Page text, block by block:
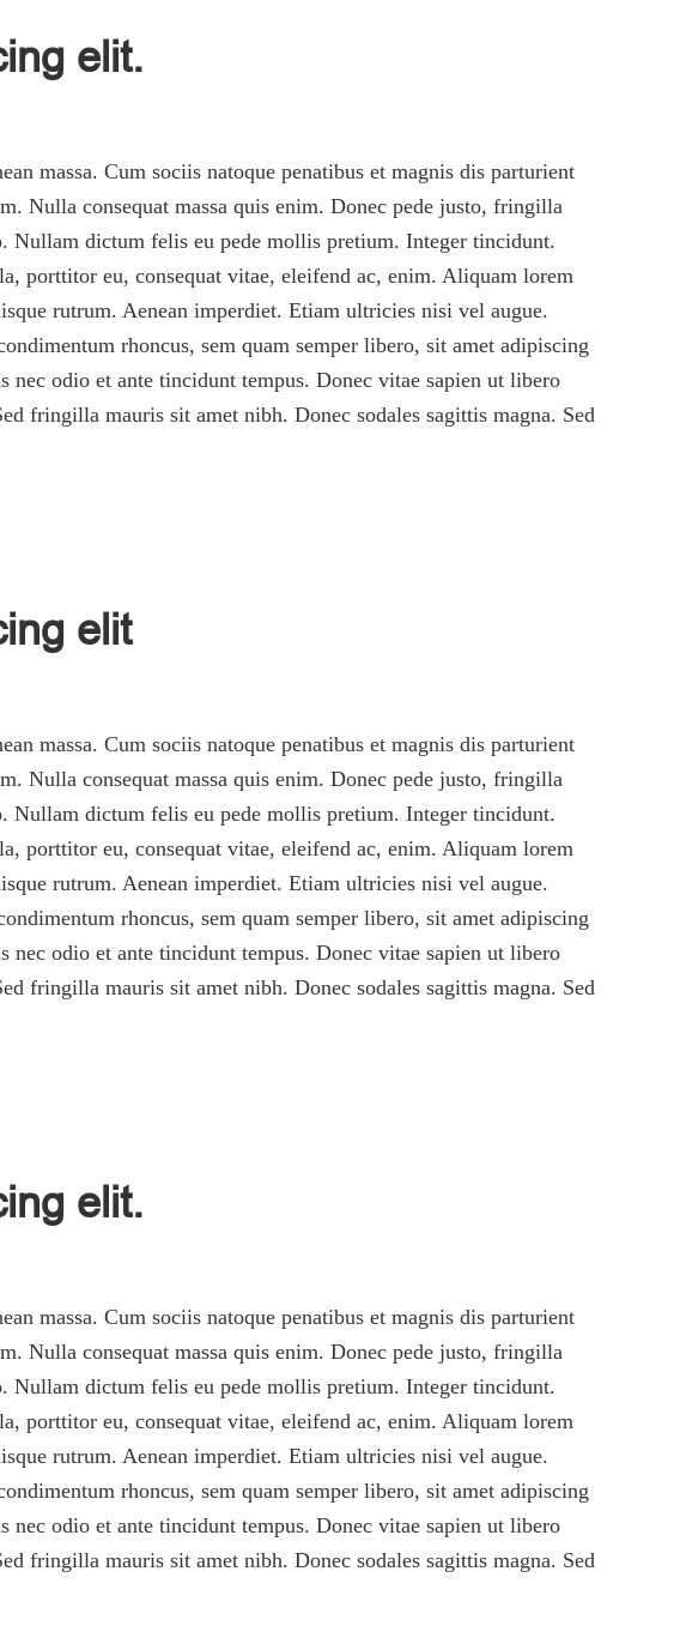
elit.
massa. Cum sociis natoque penatibus et magnis dis parturient
Nulla consequat massa quis enim. Donec pede justo, fringilla
Nullam dictum felis eu pede mollis pretium. Integer tincidunt.
porttitor eu, consequat vitae, eleifend ac, enim. Aliquam lorem
rutrum. Aenean imperdiet. Etiam ultricies nisi vel augue.
rhoncus, sem quam semper libero, sit amet adipiscing
odio et ante tincidunt tempus. Donec vitae sapien ut libero
fringilla mauris sit amet nibh. Donec sodales sagittis magna. Sed
elit
massa. Cum sociis natoque penatibus et magnis dis parturient
Nulla consequat massa quis enim. Donec pede justo, fringilla
Nullam dictum felis eu pede mollis pretium. Integer tincidunt.
porttitor eu, consequat vitae, eleifend ac, enim. Aliquam lorem
rutrum. Aenean imperdiet. Etiam ultricies nisi vel augue.
rhoncus, sem quam semper libero, sit amet adipiscing
odio et ante tincidunt tempus. Donec vitae sapien ut libero
fringilla mauris sit amet nibh. Donec sodales sagittis magna. Sed
elit.
massa. Cum sociis natoque penatibus et magnis dis parturient
Nulla consequat massa quis enim. Donec pede justo, fringilla
Nullam dictum felis eu pede mollis pretium. Integer tincidunt.
porttitor eu, consequat vitae, eleifend ac, enim. Aliquam lorem
rutrum. Aenean imperdiet. Etiam ultricies nisi vel augue.
rhoncus, sem quam semper libero, sit amet adipiscing
odio et ante tincidunt tempus. Donec vitae sapien ut libero
fringilla mauris sit amet nibh. Donec sodales sagittis magna. Sed